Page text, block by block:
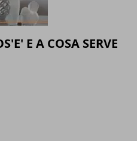
E A COSA SERVE